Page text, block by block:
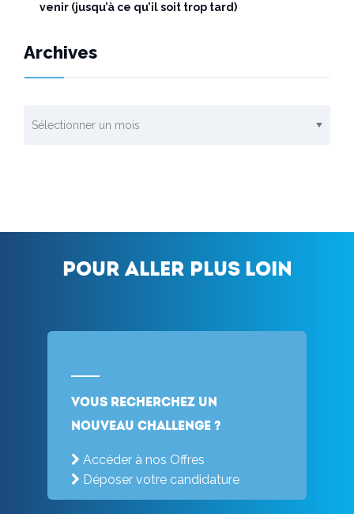
venir (jusqu’à ce qu’il soit trop tard)
Archives
Pour aller plus loin
Vous recherchez un
nouveau challenge ?
Accéder à nos Offres
Déposer votre candidature